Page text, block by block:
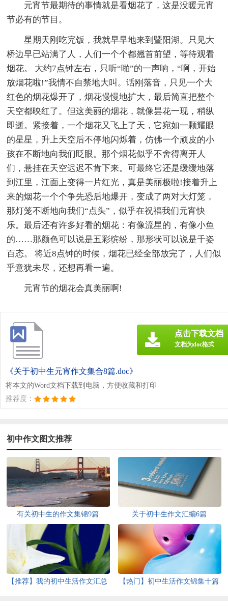
元宵节最期待的事情就是看烟花了，这是没暖元宵
节必有的节目。
星期天刚吃完饭，我就早早地来到暨阳湖。只见大
桥边早已站满了人，人们一个个都翘首前望，等待观看
烟花。 大约7点钟左右，只听“啪”的一声响，“啊，开始
放烟花啦!”我情不自禁地大叫。话刚落音，只见一个大
红色的烟花爆开了，烟花慢慢地扩大，最后简直把整个
天空都映红了。但这美丽的烟花，就像昙花一现，稍纵
即逝。紧接着，一个烟花又飞上了天，它宛如一颗耀眼
的星星，升上天空后不停地闪烁着，仿佛一个顽皮的小
孩在不断地向我们眨眼。那个烟花似乎不舍得离开人
们，悬挂在天空迟迟不肯下来。可最终它还是缓缓地落
到江里，江面上变得一片红光，真是美丽极啦!接着升上
来的烟花一个个争先恐后地爆开，变成了两对大灯笼，
那灯笼不断地向我们“点头”，似乎在祝福我们元宵快
乐。最后还有许多好看的烟花：有像流星的，有像小鱼
的……那颜色可以说是五彩缤纷，那形状可以说是千姿
百态。 将近8点钟的时候，烟花已经全部放完了，人们似
乎意犹未尽，还想再看一遍。
元宵节的烟花会真美丽啊!
《关于初中生元宵作文集合8篇.doc》
将本文的Word文档下载到电脑，方便收藏和打印
推荐度：
点击下载文档
文档为doc格式
初中作文图文推荐
有关初中生的作文集锦9篇 关于初中生作文汇编6篇
【推荐】我的初中生活作文汇总
【热门】初中生活作文锦集十篇